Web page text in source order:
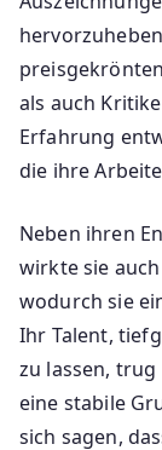
als auch
Erfahrung
die ihre
Neben ihren
wirkte sie
wodurch sie
Ihr Talent,
zu lassen,
eine stabile
sich sagen,